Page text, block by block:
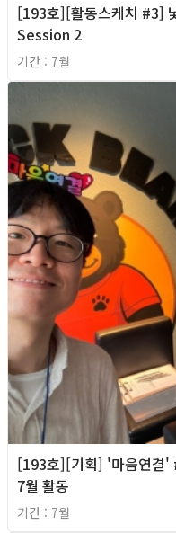
[193호][활동스케치 #3]
Session 2
기간 : 7월
[193호][기획] '마음연결'
7월 활동
기간 : 7월